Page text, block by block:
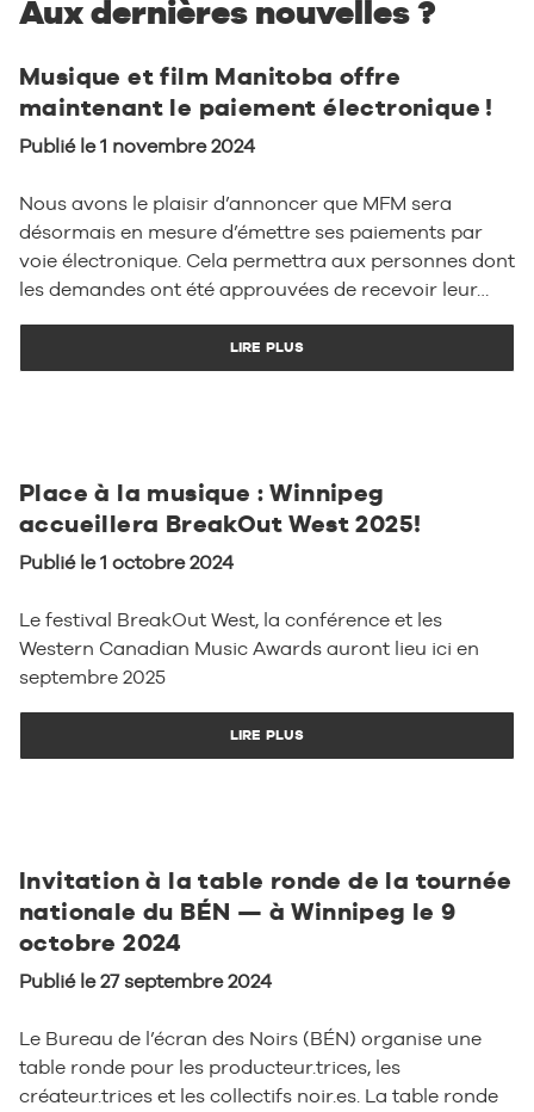
Aux dernières nouvelles ?
Musique et film Manitoba offre
maintenant le paiement électronique !
Publié le 1 novembre 2024
Nous avons le plaisir d’annoncer que MFM sera
désormais en mesure d’émettre ses paiements par
voie électronique. Cela permettra aux personnes dont
les demandes ont été approuvées de recevoir leur…
LIRE PLUS
Place à la musique : Winnipeg
accueillera BreakOut West 2025!
Publié le 1 octobre 2024
Le festival BreakOut West, la conférence et les
Western Canadian Music Awards auront lieu ici en
septembre 2025
LIRE PLUS
Invitation à la table ronde de la tournée
nationale du BÉN — à Winnipeg le 9
octobre 2024
Publié le 27 septembre 2024
Le Bureau de l’écran des Noirs (BÉN) organise une
table ronde pour les producteur.trices, les
créateur.trices et les collectifs noir.es. La table ronde